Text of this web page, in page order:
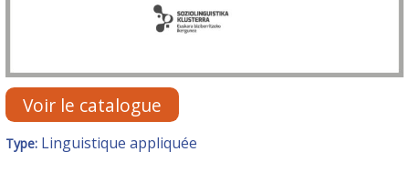
Voir le catalogue
Type: Linguistique appliquée